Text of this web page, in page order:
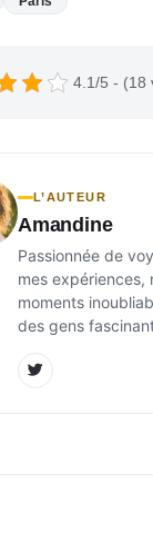
4.1/5 - (18
L’AUTEUR
Amandine
Passionnée de
mes expériences,
moments
des gens